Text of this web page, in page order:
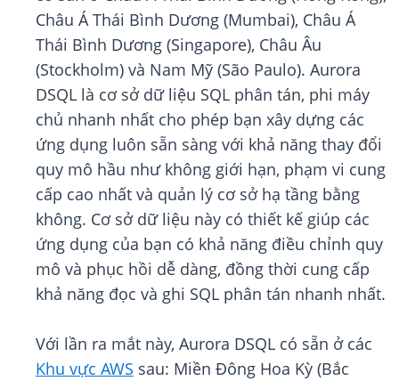
Châu Á Thái Bình Dương (Mumbai), Châu Á
Thái Bình Dương (Singapore), Châu Âu
(Stockholm) và Nam Mỹ (São Paulo). Aurora
DSQL là cơ sở dữ liệu SQL phân tán, phi máy
chủ nhanh nhất cho phép bạn xây dựng các
ứng dụng luôn sẵn sàng với khả năng thay đổi
quy mô hầu như không giới hạn, phạm vi cung
cấp cao nhất và quản lý cơ sở hạ tầng bằng
không. Cơ sở dữ liệu này có thiết kế giúp các
ứng dụng của bạn có khả năng điều chỉnh quy
mô và phục hồi dễ dàng, đồng thời cung cấp
khả năng đọc và ghi SQL phân tán nhanh nhất.
Với lần ra mắt này, Aurora DSQL có sẵn ở các
Khu vực AWS sau: Miền Đông Hoa Kỳ (Bắc